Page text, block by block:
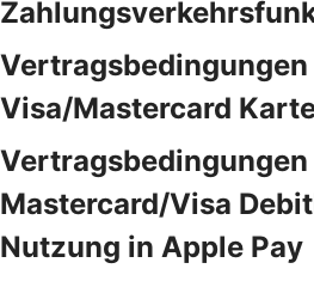
Visa/Mastercard
Mastercard/Visa
Nutzung in Apple Pay